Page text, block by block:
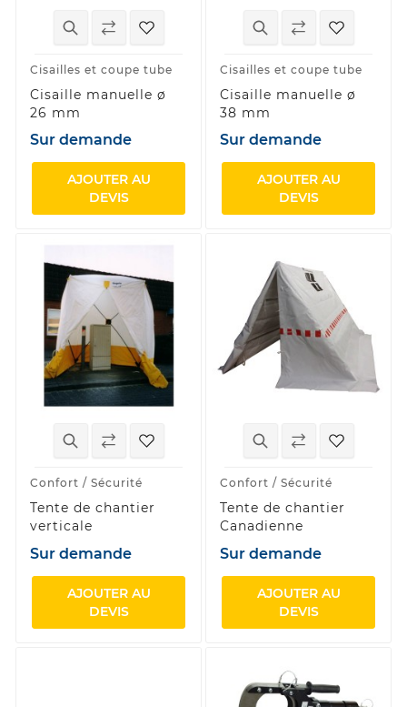
Cisailles et coupe tube
Cisaille manuelle ø
26 mm
Sur demande
AJOUTER AU
DEVIS
Cisailles et coupe tube
Cisaille manuelle ø
38 mm
Sur demande
AJOUTER AU
DEVIS
Confort / Sécurité
Tente de chantier
verticale
Sur demande
AJOUTER AU
DEVIS
Confort / Sécurité
Tente de chantier
Canadienne
Sur demande
AJOUTER AU
DEVIS